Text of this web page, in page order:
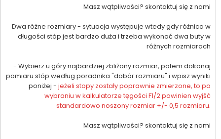
Masz wątpliwości? skontaktuj się z nami
Dwa różne rozmiary - sytuacja występuje wtedy gdy różnica w
długości stóp jest bardzo duża i trzeba wykonać dwa buty w
różnych rozmiarach
- Wybierz u góry najbardziej zbliżony rozmiar, potem dokonaj
pomiaru stóp według poradnika "dobór rozmiaru" i wpisz wyniki
poniżej - jeżeli stopy zostały poprawnie zmierzone, to po
wybraniu w kalkulatorze tęgości F1/2 powinien wyjść
standardowo noszony rozmiar +/- 0,5 rozmiaru.
Masz wątpliwości? skontaktuj się z nami